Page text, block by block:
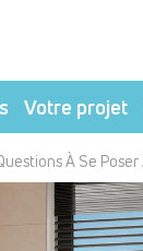
Votre projet
À Se